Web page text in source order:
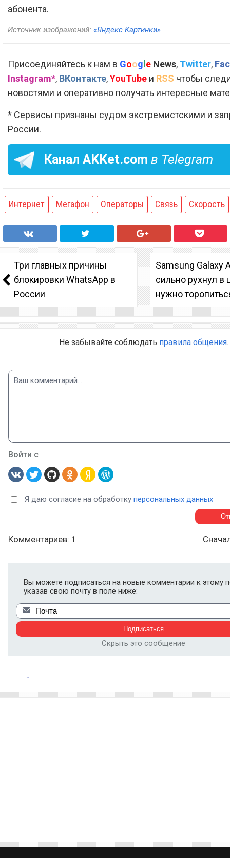
абонента.
Источник изображений: «Яндекс Картинки»
Присоединяйтесь к нам в Goog e News, Twitter,
Instagram*, ВКонтакте,YouTube и RSS чтобы
новостями и оперативно получать интересные
* Сервисы признаны судом экстремистскими и
России.
Канал AKKet.com в Telegram
Интернет Мегафон Операторы Связь Скорость
Три главных причины
блокировки WhatsApp в
России
Samsung Galaxy
сильно рухнул в
нужно
Не забывайте соблюдать правила общения.
Войти с
Я даю согласие на обработку персональных данных
Комментариев: 1
Вы можете подписаться на новые комментарии к этому
указав свою почту в поле ниже:
Скрыть это сообщение